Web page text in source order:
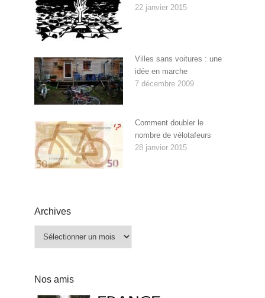
22 janvier 2015
Villes sans voitures : une
idée en marche
7 décembre 2009
Comment doubler le
nombre de vélotafeurs
28 janvier 2015
Archives
Nos amis